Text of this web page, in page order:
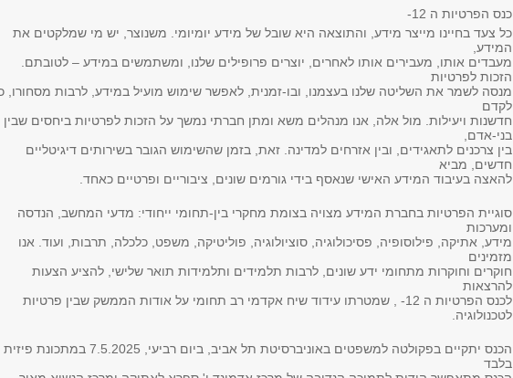
כנס הפרטיות ה 12-
כל צעד בחיינו מייצר מידע, והתוצאה היא שובל של מידע יומיומי. משנוצר, יש מי שמלקטים את
המידע,
מעבדים אותו, מעבירים אותו לאחרים, יוצרים פרופילים שלנו, ומשתמשים במידע – לטובתם.
הזכות לפרטיות
מנסה לשמר את השליטה שלנו בעצמנו, ובו-זמנית, לאפשר שימוש מועיל במידע, לרבות מסחורו,
לקדם
חדשנות ויעילות. מול אלה, אנו מנהלים משא ומתן חברתי נמשך על הזכות לפרטיות ביחסים שבין
בני-אדם,
בין צרכנים לתאגידים, ובין אזרחים למדינה. זאת, בזמן שהשימוש הגובר בשירותים דיגיטליים
חדשים, מביא
להאצה בעיבוד המידע האישי שנאסף בידי גורמים שונים, ציבוריים ופרטיים כאחד.
סוגיית הפרטיות בחברת המידע מצויה בצומת מחקרי בין-תחומי ייחודי: מדעי המחשב, הנדסה
ומערכות
מידע, אתיקה, פילוסופיה, פסיכולוגיה, סוציולוגיה, פוליטיקה, משפט, כלכלה, תרבות, ועוד. אנו
מזמינים
חוקרים וחוקרות מתחומי ידע שונים, לרבות תלמידים ותלמידות תואר שלישי, להציע הצעות
להרצאות
לכנס הפרטיות ה 12- , שמטרתו עידוד שיח אקדמי רב תחומי על אודות הממשק שבין פרטיות
לטכנולוגיה.
הכנס יתקיים בפקולטה למשפטים באוניברסיטת תל אביב, ביום רביעי, 7.5.2025 במתכונת פיזית
בלבד